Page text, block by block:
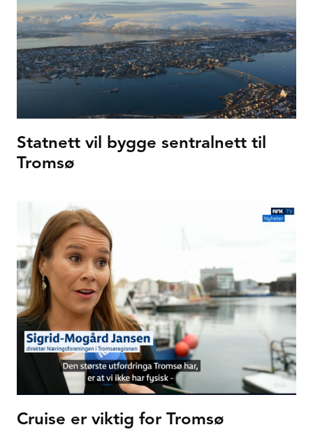
Statnett vil bygge sentralnett til
Tromsø
Cruise er viktig for Tromsø